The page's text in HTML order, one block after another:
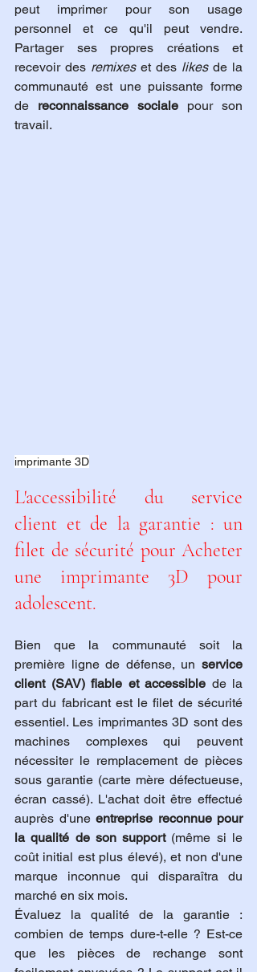
peut imprimer pour son usage
personnel et ce qu'il peut vendre.
Partager ses propres créations et
recevoir des remixes et des likes de la
communauté est une puissante forme
de reconnaissance sociale pour son
travail.
imprimante 3D
L'accessibilité du service
client et de la garantie : un
filet de sécurité pour Acheter
une imprimante 3D pour
adolescent.
Bien que la communauté soit la
première ligne de défense, un service
client (SAV) fiable et accessible de la
part du fabricant est le filet de sécurité
essentiel. Les imprimantes 3D sont des
machines complexes qui peuvent
nécessiter le remplacement de pièces
sous garantie (carte mère défectueuse,
écran cassé). L'achat doit être effectué
auprès d'une entreprise reconnue pour
la qualité de son support (même si le
coût initial est plus élevé), et non d'une
marque inconnue qui disparaîtra du
marché en six mois.
Évaluez la qualité de la garantie :
combien de temps dure-t-elle ? Est-ce
que les pièces de rechange sont